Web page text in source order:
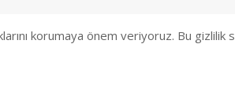
korumaya önem veriyoruz. Bu gizlilik